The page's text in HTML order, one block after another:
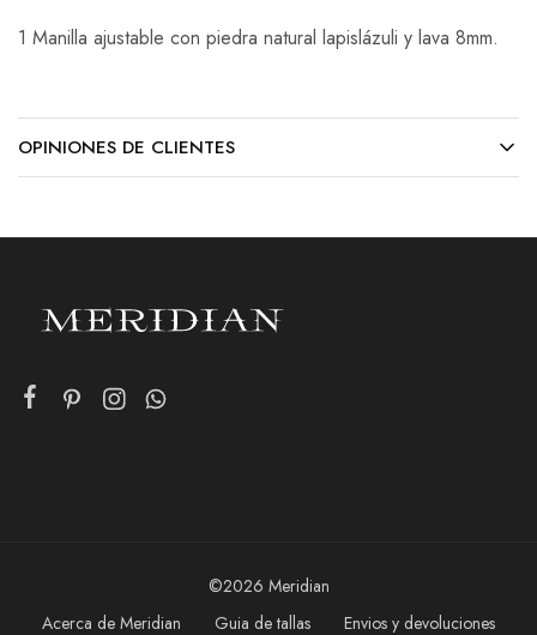
1 Manilla ajustable con piedra natural lapislázuli y lava 8mm.
OPINIONES DE CLIENTES
©2026 Meridian
Acerca de Meridian
Guia de tallas Envios y devoluciones